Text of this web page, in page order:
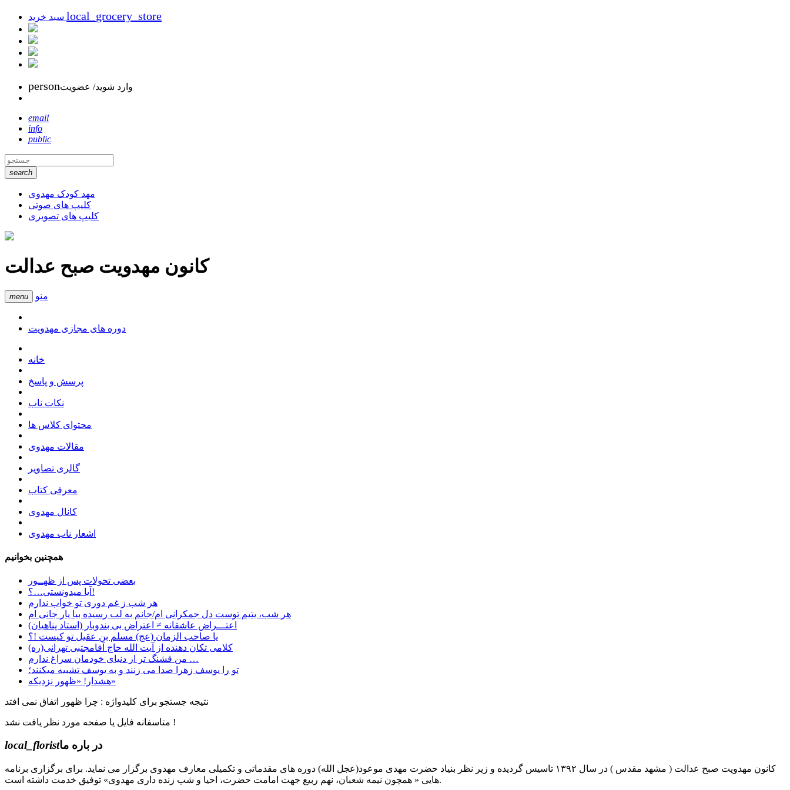
local_grocery_store
personوارد شوید/ عضویت
email
info
public
search
مهد کودک مهدوی
کلیپ های صوتی
کلیپ های تصویری
کانون مهدویت صبح عدالت
menu منو
دوره های مجازی مهدویت
خانه
پرسش و پاسخ
نکات ناب
محتوای کلاس ها
مقالات مهدوی
گالری تصاویر
معرفی کتاب
کانال مهدوی
اشعار ناب مهدوی
همچنین بخوانیم
بعضی تحولات پس از ظهــور
آیا میدونستی…؟!
هر شب ز غم دوری تو خواب ندارم
هر شب، یتیم توست دل جمکرانی ام/جانم به لب رسیده بیا یار جانی ام
اعتـــراض عاشقانه ≠ اعتراض بی بندوبار (استاد پناهیان)
یا صاحب الزمان (عج) مسلم بن عقیل تو کیست !؟
کلامی تکان دهنده از آیت الله حاج آقامجتبی تهرانی(ره)
ﻣﻦ ﻗﺸﻨﮓ ﺗﺮ ﺍﺯ ﺩﻧﯿﺎﯼ ﺧﻮﺩﻣﺎﻥ ﺳﺮﺍﻍ ﻧﺪﺍﺭﻡ …
تو را یوسف زهرا صدا می زنند و به یوسف تشبیه میکنند؛
هشدار! «ظهور نزدیکه»
نتیجه جستجو برای کلیدواژه : چرا ظهور اتفاق نمی افتد
متاسفانه فایل یا صفحه مورد نظر یافت نشد !
local_floristدر باره ما
کانون مهدویت صبح عدالت ( مشهد مقدس ) در سال ۱۳۹۲ تاسیس گردیده و زیر نظر بنیاد حضرت مهدی موعود(عجل الله) دوره های مقدماتی و تکمیلی معارف مهدوی برگزار می نماید. برای برگزاری برنامه
هایی « همچون نیمه شعبان، نهم ربیع جهت امامت حضرت، احیا و شب زنده داری مهدوی» توفیق خدمت داشته است.